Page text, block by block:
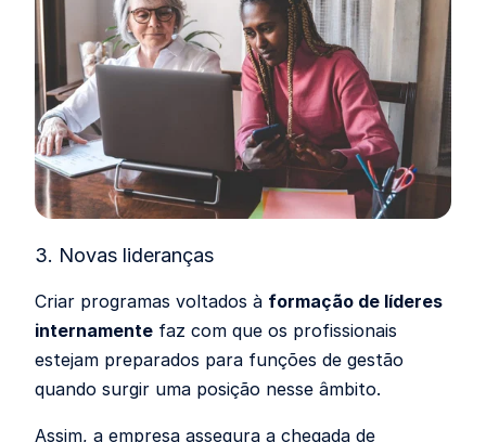
3. Novas lideranças
Criar programas voltados à formação de líderes
internamente faz com que os profissionais
estejam preparados para funções de gestão
quando surgir uma posição nesse âmbito.
Assim, a empresa assegura a chegada de